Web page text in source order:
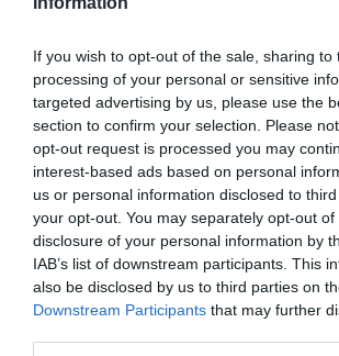
If you wish to opt-out of the sale, sharing to
processing of your personal or sensitive
targeted advertising by us, please use the
section to confirm your selection. Please
opt-out request is processed you may
interest-based ads based on personal
us or personal information disclosed to
your opt-out. You may separately opt-out
disclosure of your personal information by
IAB’s list of downstream participants. This
also be disclosed by us to third parties on
Downstream Participants that may further
Η έκθεση πραγματοποιείται με τη στήριξη
Περιφέρειας Νοτίου Αιγαίου και τελεί υπό
Υπουργείου Πολιτισμού.
Κεντρική φωτογραφία θέματος: Σοφία
Ταυτότητα Εκδήλωσης
Ημερομηνία:
Από: 09/07/2023 Εως:
20/09/
Ώρες λειτουργίας: Δε-Πα 8.30-15.30